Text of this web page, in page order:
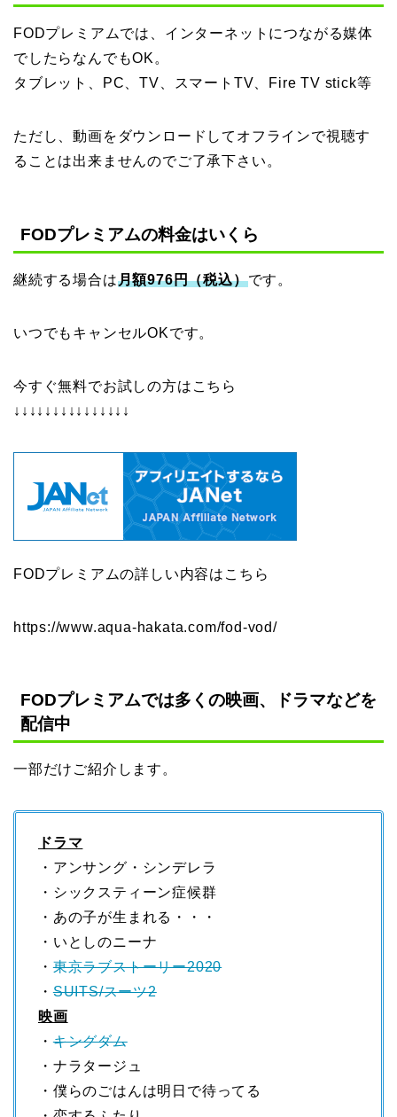
FODプレミアムでは、インターネットにつながる媒体
でしたらなんでもOK。
タブレット、PC、TV、スマートTV、Fire TV stick等
ただし、動画をダウンロードしてオフラインで視聴す
ることは出来ませんのでご了承下さい。
FODプレミアムの料金はいくら
継続する場合は月額976円（税込）です。
いつでもキャンセルOKです。
今すぐ無料でお試しの方はこちら
↓↓↓↓↓↓↓↓↓↓↓↓↓↓↓
FODプレミアムの詳しい内容はこちら
https://www.aqua-hakata.com/fod-vod/
FODプレミアムでは多くの映画、ドラマなどを
配信中
一部だけご紹介します。
ドラマ
・アンサング・シンデレラ
・シックスティーン症候群
・あの子が生まれる・・・
・いとしのニーナ
・東京ラブストーリー2020
・SUITS/スーツ2
映画
・キングダム
・ナラタージュ
・僕らのごはんは明日で待ってる